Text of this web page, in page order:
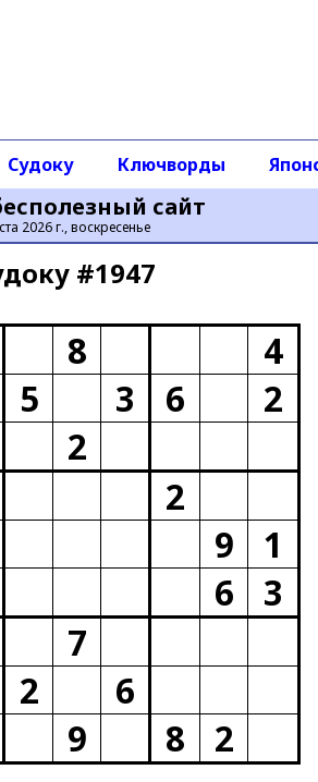
сайт
2026 г., воскресенье
Судоку Ключворды
#1947
8
4
5
3 6
2
2
2
9
1
6
3
7
2
6
9 8 2